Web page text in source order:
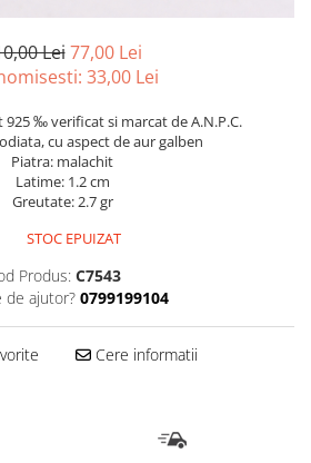
Lei 77,00 Lei
33,00 Lei
‰ verificat si marcat de A.N.P.C.
cu aspect de aur galben
Piatra: malachit
Latime: 1.2 cm
Greutate: 2.7 gr
STOC EPUIZAT
Produs: C7543
de ajutor? 0799199104
Cere informatii